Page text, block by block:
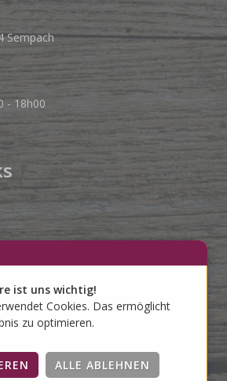
Sempach
- 18h00
ist uns wichtig!
Cookies. Das ermöglicht
zu optimieren.